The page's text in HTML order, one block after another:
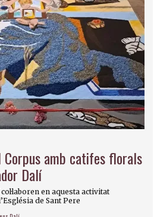
Corpus amb catifes florals
Dalí
en aquesta activitat
de Sant Pere